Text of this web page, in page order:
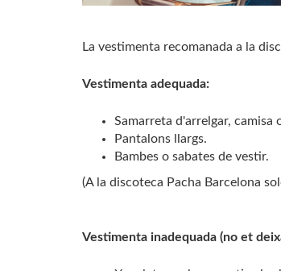
La vestimenta recomanada a la
Vestimenta adequada:
Samarreta d'arrelgar, camisa
Pantalons llargs.
Bambes o sabates de vestir.
(A la discoteca Pacha Barcelona
Vestimenta inadequada (no et